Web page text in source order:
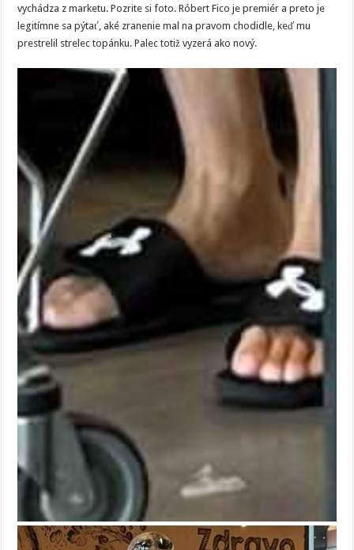
vychádza z marketu. Pozrite si foto. Róbert Fico je premiér a preto je
legitímne sa pýtať, aké zranenie mal na pravom chodidle, keď mu
prestrelil strelec topánku. Palec totiž vyzerá ako nový.